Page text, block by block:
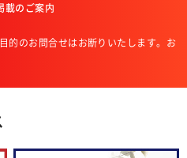
載のご案内
的のお問合せはお断りいたします。お